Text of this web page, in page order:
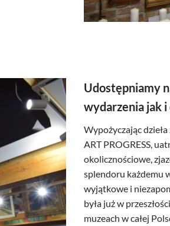
Udostępniamy
wydarzenia jak
Wypożyczając
ART PROGRESS,
okolicznościowe,
splendoru każdemu
wyjątkowe i
była już w
muzeach w całej